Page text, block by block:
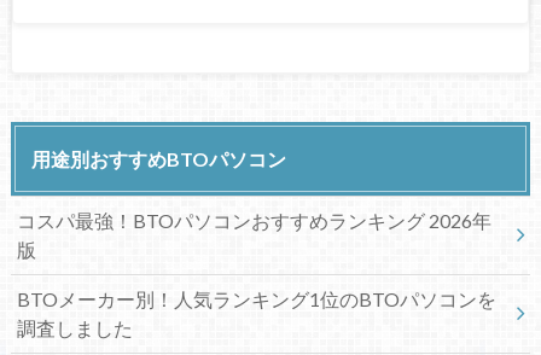
用途別おすすめBTOパソコン
コスパ最強！BTOパソコンおすすめランキング 2026年
版
BTOメーカー別！人気ランキング1位のBTOパソコンを
調査しました